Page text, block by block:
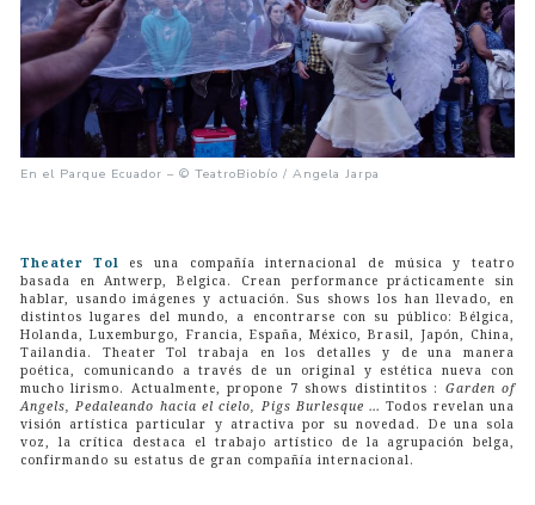
En el Parque Ecuador – © TeatroBiobío / Angela Jarpa
Theater Tol es una compañía internacional de música y teatro
basada en Antwerp, Belgica. Crean performance prácticamente sin
hablar, usando imágenes y actuación. Sus shows los han llevado, en
distintos lugares del mundo, a encontrarse con su público: Bélgica,
Holanda, Luxemburgo, Francia, España, México, Brasil, Japón, China,
Tailandia. Theater Tol trabaja en los detalles y de una manera
poética, comunicando a través de un original y estética nueva con
mucho lirismo. Actualmente, propone 7 shows distintitos : Garden of
Angels, Pedaleando hacia el cielo, Pigs Burlesque …Todos revelan una
visión artística particular y atractiva por su novedad. De una sola
voz, la crítica destaca el trabajo artístico de la agrupación belga,
confirmando su estatus de gran compañía internacional.